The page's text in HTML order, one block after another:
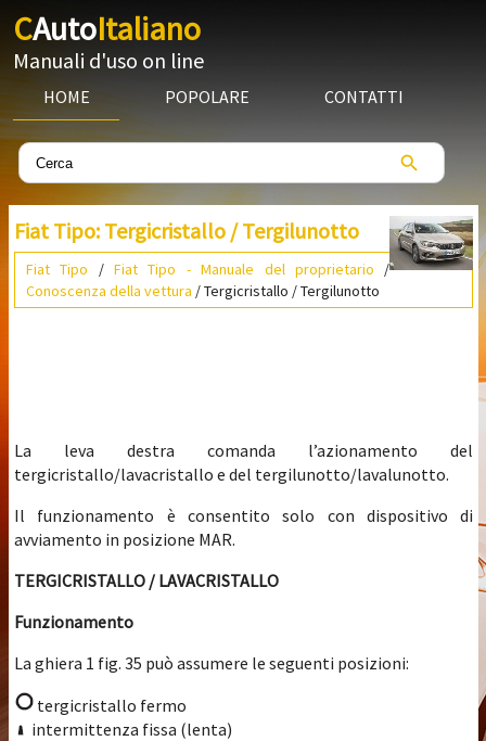
CAutoItaliano
Manuali d'uso on line
HOME POPOLARE CONTATTI
Fiat Tipo: Tergicristallo / Tergilunotto
Fiat Tipo /Fiat Tipo - Manuale del proprietario /
Conoscenza della vettura / Tergicristallo / Tergilunotto
La leva destra comanda l’azionamento del
tergicristallo/lavacristallo e del tergilunotto/lavalunotto.
Il funzionamento è consentito solo con dispositivo di
avviamento in posizione MAR.
TERGICRISTALLO / LAVACRISTALLO
Funzionamento
La ghiera 1 fig. 35 può assumere le seguenti posizioni:
tergicristallo fermo
intermittenza fissa (lenta)